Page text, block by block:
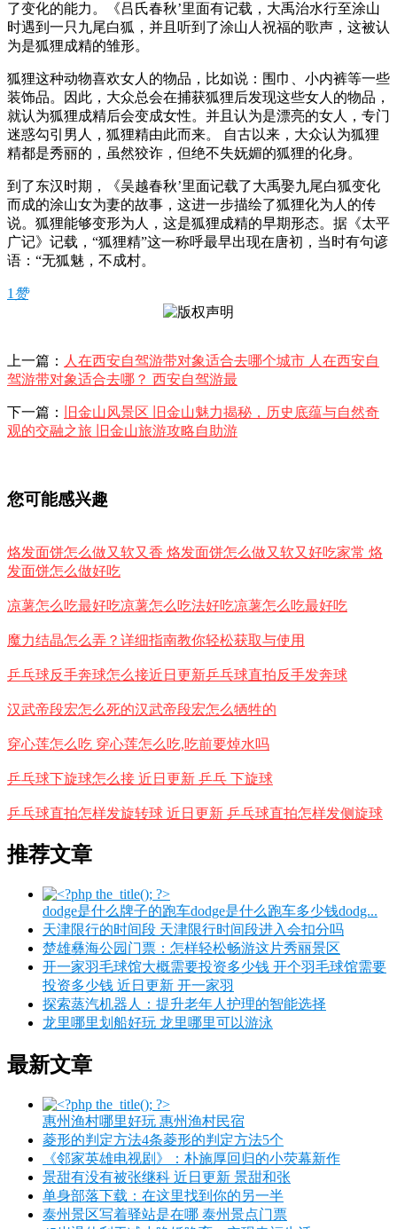
了变化的能力。《吕氏春秋’里面有记载，大禹治水行至涂山
时遇到一只九尾白狐，并且听到了涂山人祝福的歌声，这被认
为是狐狸成精的雏形。
狐狸这种动物喜欢女人的物品，比如说：围巾、小内裤等一些
装饰品。因此，大众总会在捕获狐狸后发现这些女人的物品，
就认为狐狸成精后会变成女性。并且认为是漂亮的女人，专门
迷惑勾引男人，狐狸精由此而来。 自古以来，大众认为狐狸
精都是秀丽的，虽然狡诈，但绝不失妩媚的狐狸的化身。
到了东汉时期，《吴越春秋’里面记载了大禹娶九尾白狐变化
而成的涂山女为妻的故事，这进一步描绘了狐狸化为人的传
说。狐狸能够变形为人，这是狐狸成精的早期形态。据《太平
广记》记载，“狐狸精”这一称呼最早出现在唐初，当时有句谚
语：“无狐魅，不成村。
1 赞
上一篇：
人在西安自驾游带对象适合去哪个城市 人在西安自
驾游带对象适合去哪？ 西安自驾游最
下一篇：
旧金山风景区 旧金山魅力揭秘，历史底蕴与自然奇
观的交融之旅 旧金山旅游攻略自助游
您可能感兴趣
烙发面饼怎么做又软又香 烙发面饼怎么做又软又好吃家常 烙
发面饼怎么做好吃
凉薯怎么吃最好吃凉薯怎么吃法好吃凉薯怎么吃最好吃
魔力结晶怎么弄？详细指南教你轻松获取与使用
乒乓球反手奔球怎么接近日更新乒乓球直拍反手发奔球
汉武帝段宏怎么死的汉武帝段宏怎么牺牲的
穿心莲怎么吃 穿心莲怎么吃,吃前要焯水吗
乒乓球下旋球怎么接 近日更新 乒乓 下旋球
乒乓球直拍怎样发旋转球 近日更新 乒乓球直拍怎样发侧旋球
推荐文章
dodge是什么牌子的跑车dodge是什么跑车多少钱dodg...
天津限行的时间段 天津限行时间段进入会扣分吗
楚雄彝海公园门票：怎样轻松畅游这片秀丽景区
开一家羽毛球馆大概需要投资多少钱 开个羽毛球馆需要
投资多少钱 近日更新 开一家羽
探索蒸汽机器人：提升老年人护理的智能选择
龙里哪里划船好玩 龙里哪里可以游泳
最新文章
惠州渔村哪里好玩 惠州渔村民宿
菱形的判定方法4条菱形的判定方法5个
《邻家英雄电视剧》：朴施厚回归的小荧幕新作
景甜有没有被张继科 近日更新 景甜和张
单身部落下载：在这里找到你的另一半
泰州景区写着驿站是在哪 泰州景点门票